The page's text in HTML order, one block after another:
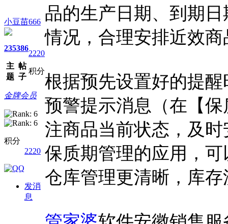
小豆苗666
235
主
题
386
帖
子
2220
积分
金牌会员
积分
2220
发消
息
品的生产日期、到期
情况，合理安排近效
根据预先设置好的提
预警提示消息（在【
注商品当前状态，及
保质期管理的应用，
仓库管理更清晰，库